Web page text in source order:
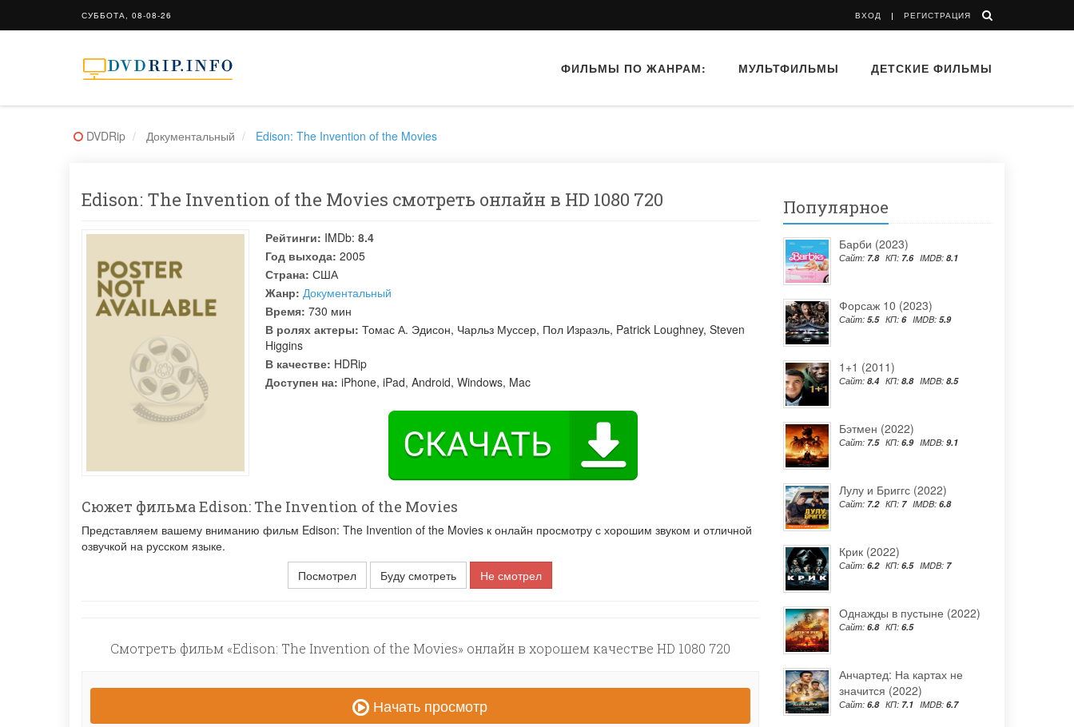
СУББОТА, 08-08-26 ВХОД РЕГИСТРАЦИЯ
ФИЛЬМЫ ПО ЖАНРАМ: МУЛЬТФИЛЬМЫ ДЕТСКИЕ ФИЛЬМЫ
DVDRip Документальный Edison: The Invention of the Movies
Edison: The Invention of the Movies смотреть онлайн в HD 1080 720
Рейтинги: IMDb: 8.4
Год выхода: 2005
Страна: США
Жанр: Документальный
Время: 730 мин
В ролях актеры: Томас А. Эдисон, Чарльз Муссер, Пол Израэль, Patrick Loughney, Steven
Higgins
В качестве: HDRip
Доступен на: iPhone, iPad, Android, Windows, Mac
Сюжет фильма Edison: The Invention of the Movies
Представляем вашему вниманию фильм Edison: The Invention of the Movies к онлайн просмотру с хорошим звуком и отличной
озвучкой на русском языке.
Посмотрел
Буду смотреть Не смотрел
Смотреть фильм «Edison: The Invention of the Movies» онлайн в хорошем качестве HD 1080 720
Начать просмотр
Популярное
Барби (2023)
Сайт: 7.8 КП: 7.6 IMDB: 8.1
Форсаж 10 (2023)
Сайт: 5.5 КП: 6 IMDB: 5.9
1+1 (2011)
Сайт: 8.4 КП: 8.8 IMDB: 8.5
Бэтмен (2022)
Сайт: 7.5 КП: 6.9 IMDB: 9.1
Лулу и Бриггс (2022)
Сайт: 7.2 КП: 7 IMDB: 6.8
Крик (2022)
Сайт: 6.2 КП: 6.5 IMDB: 7
Однажды в пустыне (2022)
Сайт: 6.8 КП: 6.5
Анчартед: На картах не
значится (2022)
Сайт: 6.8 КП: 7.1 IMDB: 6.7